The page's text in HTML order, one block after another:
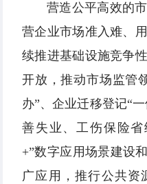
营造公平高效的
营企业市场准入难、
续推进基础设施竞争
开放，推动市场监管
办”、企业迁移登记“
善失业、工伤保险
+”数字应用场景建设
广应用，推行公共资